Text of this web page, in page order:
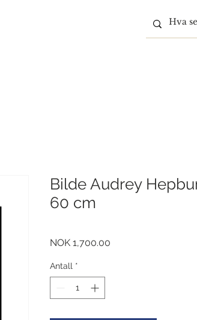
Bilde Audrey
60 cm
NOK 1,700.00
Antall *